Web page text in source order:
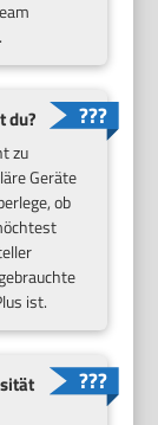
du?
zu
Geräte
ob
ist.